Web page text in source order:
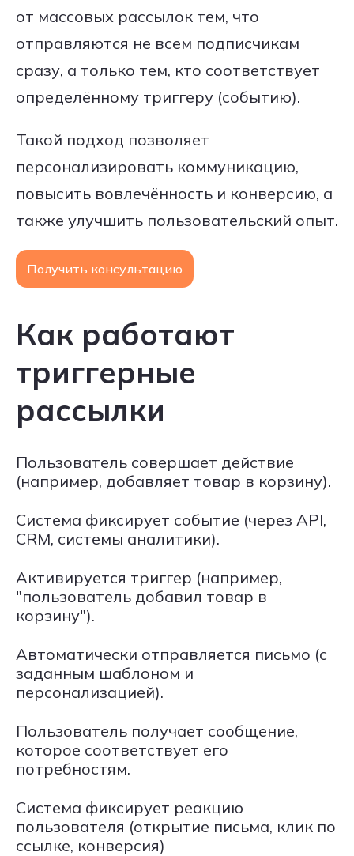
от массовых рассылок тем, что
отправляются не всем подписчикам
сразу, а только тем, кто соответствует
определённому триггеру (событию).
Такой подход позволяет
персонализировать коммуникацию,
повысить вовлечённость и конверсию, а
также улучшить пользовательский опыт.
Получить консультацию
Как работают
триггерные
рассылки
Пользователь совершает действие
(например, добавляет товар в корзину).
Система фиксирует событие (через API,
CRM, системы аналитики).
Активируется триггер (например,
"пользователь добавил товар в
корзину").
Автоматически отправляется письмо (с
заданным шаблоном и
персонализацией).
Пользователь получает сообщение,
которое соответствует его
потребностям.
Система фиксирует реакцию
пользователя (открытие письма, клик по
ссылке, конверсия)